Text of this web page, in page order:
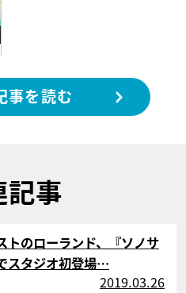
事を読む
記事
トのローランド、『ソノサ
スタジオ初登場…
2019.03.26